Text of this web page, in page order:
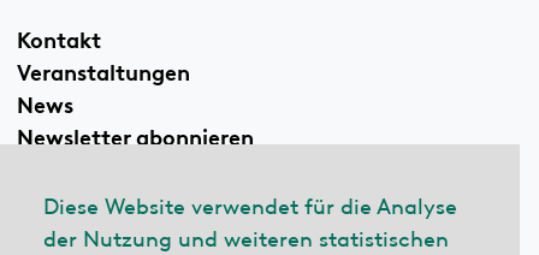
Diese Website verwendet für die Analyse
der Nutzung und weiteren statistischen
Kontakt
Veranstaltungen
News
Newsletter abonnieren
Linkedin